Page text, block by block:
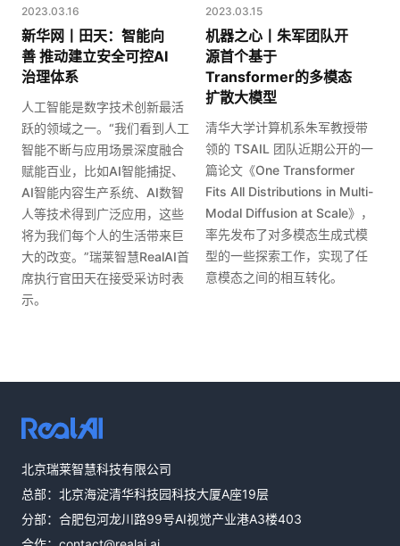
2023.03.16
新华网丨田天：智能向
善 推动建立安全可控AI
治理体系
人工智能是数字技术创新最活
跃的领域之一。“我们看到人工
智能不断与应用场景深度融合
赋能百业，比如AI智能捕捉、
AI智能内容生产系统、AI数智
人等技术得到广泛应用，这些
将为我们每个人的生活带来巨
大的改变。”瑞莱智慧RealAI首
席执行官田天在接受采访时表
示。
2023.03.15
机器之心丨朱军团队开
源首个基于
Transformer的多模态
扩散大模型
清华大学计算机系朱军教授带
领的 TSAIL 团队近期公开的一
篇论文《One Transformer
Fits All Distributions in Multi-
Modal Diffusion at Scale》，
率先发布了对多模态生成式模
型的一些探索工作，实现了任
意模态之间的相互转化。
北京瑞莱智慧科技有限公司
总部：北京海淀清华科技园科技大厦A座19层
分部：合肥包河龙川路99号AI视觉产业港A3楼403
邮件咨询
contact@realai.ai